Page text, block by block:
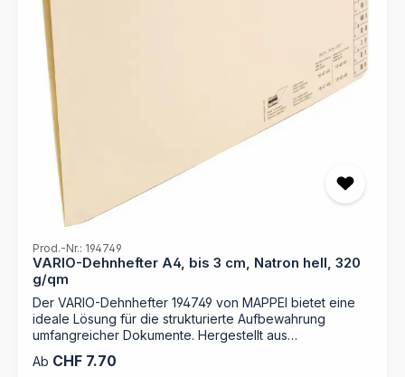
Auffinden der Mappe Fassungsvermögen für bis zu 200
Blatt Papier Passend zur Aufbewahrung in der MAPPEI-
Ordnungsbox
Prod.-Nr.: 194749
VARIO-Dehnhefter A4, bis 3 cm, Natron hell, 320
g/qm
Der VARIO-Dehnhefter 194749 von MAPPEI bietet eine
ideale Lösung für die strukturierte Aufbewahrung
umfangreicher Dokumente. Hergestellt aus
ausgestattet mit einer integrierten stufenlos verstellbaren
Regulärer Preis:
Ab CHF 7.70